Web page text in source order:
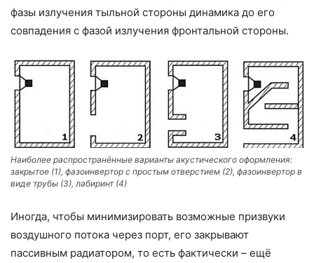
фазы излучения тыльной стороны динамика до его
совпадения с фазой излучения фронтальной стороны.
Наиболее распространённые варианты акустического оформления:
закрытое (1), фазоинвертор с простым отверстием (2), фазоинвертор в
виде трубы (3), лабиринт (4)
Иногда, чтобы минимизировать возможные призвуки
воздушного потока через порт, его закрывают
пассивным радиатором, то есть фактически – ещё